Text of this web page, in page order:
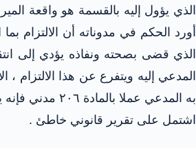
الذي يؤول إليه بالقسمة هو واقعة
أورد الحكم في مدوناته أن الالتزام
الذي قضى بصحته ونفاذه يؤدي إلى
المدعي إليه ويتفرع عن هذا الالتزام ،
به المدعي عملا
اشتمل على تقرير قانوني خاطئ .